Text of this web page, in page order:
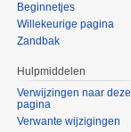
Beginnetjes
Willekeurige pagina
Zandbak
Hulpmiddelen
Verwijzingen naar deze
pagina
Verwante wijzigingen